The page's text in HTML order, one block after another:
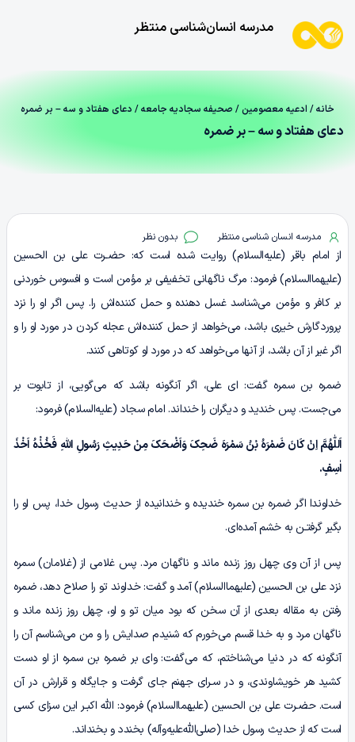
مدرسه انسان‌شناسی منتظر
خانه/ ادعیه معصومین/ صحیفه سجادیه جامعه/ دعای هفتاد و سه – بر ضمره
دعای هفتاد و سه – بر ضمره
مدرسه انسان شناسی منتظر بدون نظر
از امام باقر (علیه‌السلام) روایت شده است که: حضـرت علی بن الحسین
(علیهماالسلام) فرمود: مرگ ناگهانی تخفیفی بر مؤمن است و افسوس خوردنی
بر کافر و مؤمن می‌شناسد غسل دهنده و حمل کننده‌اش را. پس اگر او را نزد
پروردگارش خیری باشد، می‌خواهد از حمل کننده‌اش عجله کردن در مورد او را و
اگر غیر از آن باشد، از آنها می‌خواهد که در مورد او کوتاهی کنند.
ضمره بن سمره گفت: ای علی، اگر آنگونه باشد که می‌گویی، از تابوت بر
می‌جست. پس خندید و دیگران را خنداند. امام سجاد (علیه‌السلام) فرمود:
اَللّٰهُمَّ اِنْ کَانَ ضَمْرَهُ بْنُ سَمْرَهَ ضَحِکَ وَاَضْحَکَ مِنْ حَدِیثِ رَسُولِ اللّٰهِ فَخُذْەُ اَخْذَ
اٰسِفٍ.
خداوندا اگر ضمره بن سمره خندیده و خندانیده از حدیث رسول خدا، پس او را
بگیر گرفتـن به خشم آمده‌ای.
پس از آن وی چهل روز زنده ماند و ناگهان مرد. پس غلامی از (غلامان) سمره
نزد علی بن الحسین (علیهماالسلام) آمد و گفت: خداوند تو را صلاح دهد، ضمره
رفتن به مقاله بعدی از آن سخن که بود میان تو و او، چهل روز زنده ماند و
ناگهان مرد و به خدا قسم می‌خورم که شنیدم صدایش را و من می‌شناسم آن را
آنگونه که در دنیا می‌شناختم، که می‌گفت: وای بر ضمره بن سمره از او دست
کشید هر خویشاوندی، و در سـرای جهنم جای گرفت و جایگاه و قرارش در آن
است. حضـرت علی بن الحسین (علیهماالسلام) فرمود: اللّٰه اکبـر این سزای کسی
است که از حدیث رسول خدا (صلی‌الله‌علیه‌وآله) بخندد و بخنداند.